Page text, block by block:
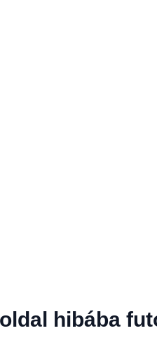
hibába